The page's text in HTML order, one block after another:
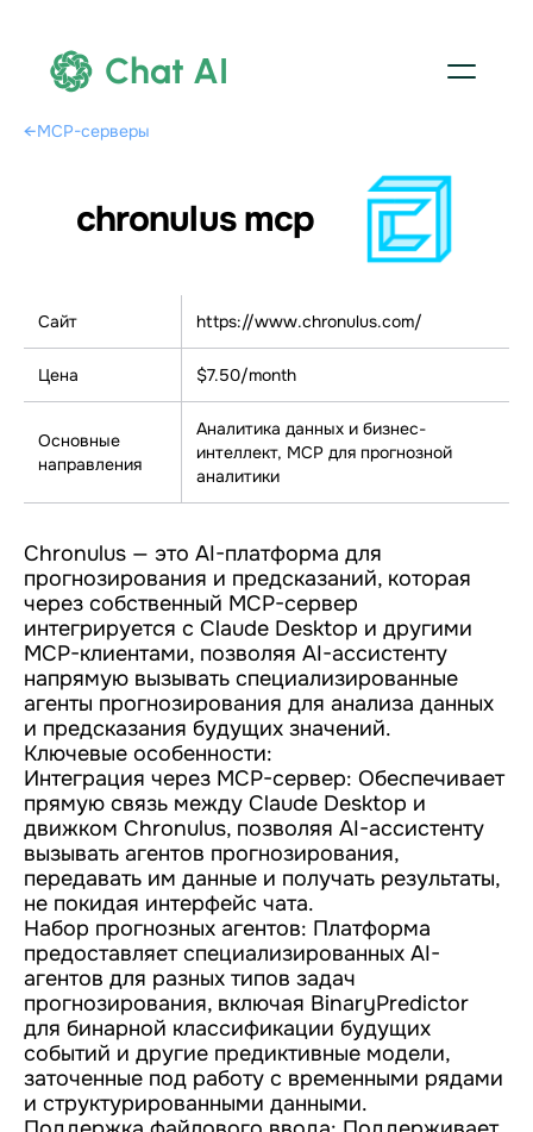
Chat AI
←MCP-серверы
chronulus mcp
Сайт https://www.chronulus.com/
Цена $7.50/month
Основные
направления
Аналитика данных и бизнес-
интеллект, МСР для прогнозной
аналитики
Chronulus — это AI-платформа для
прогнозирования и предсказаний, которая
через собственный MCP-сервер
интегрируется с Claude Desktop и другими
MCP-клиентами, позволяя AI-ассистенту
напрямую вызывать специализированные
агенты прогнозирования для анализа данных
и предсказания будущих значений.
Ключевые особенности:
Интеграция через MCP-сервер: Обеспечивает
прямую связь между Claude Desktop и
движком Chronulus, позволяя AI-ассистенту
вызывать агентов прогнозирования,
передавать им данные и получать результаты,
не покидая интерфейс чата.
Набор прогнозных агентов: Платформа
предоставляет специализированных AI-
агентов для разных типов задач
прогнозирования, включая BinaryPredictor
для бинарной классификации будущих
событий и другие предиктивные модели,
заточенные под работу с временными рядами
и структурированными данными.